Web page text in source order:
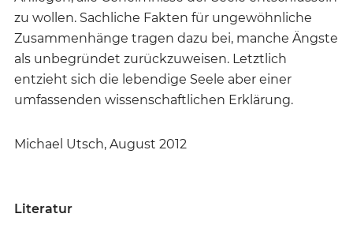
zu wollen. Sachliche Fakten für ungewöhnliche
Zusammenhänge tragen dazu bei, manche Ängste
als unbegründet zurückzuweisen. Letztlich
entzieht sich die lebendige Seele aber einer
umfassenden wissenschaftlichen Erklärung.
Michael Utsch, August 2012
Literatur